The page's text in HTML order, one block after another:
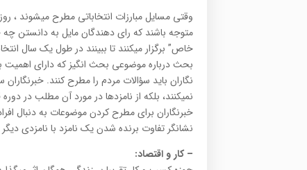
وقتی مسایل مبارزات انتخاباتی مطرح میشوند ،
متوجه باشند که رای دهندگان مایل به دانستن
خاص” برگزار میکنند تا ببینند در طول یک سال
بحث درباره موضوعی بحث انگیز که دارای اهمیت
نگاران باید سؤالات مردم را مطرح کنند.
نمیکنند، بلکه از نامزدها در مورد آن مطلب در
خبرنگاران برای مطرح کردن موضوعات به دنبال
نشانگر تفاوت برنده شدن یک نامزد با نامزدی دیگر
–کار و اقتصاد: